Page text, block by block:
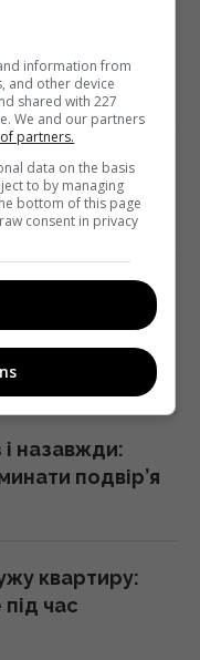
Асада
Telegraph
можуть
Times
програми,
із Windows
зброю
назвали
є майстром
удачі
чоловіків:
пишною:
і назавжди:
подвір’я
квартиру:
час
information from
and other device
shared with 227
We and our partners
partners.
data on the basis
to by managing
bottom of this page
consent in privacy